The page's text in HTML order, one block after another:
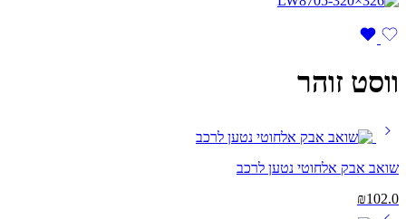
ווסט זוהר
שואב אבק אלחוטי נטען לרכב
₪102.0